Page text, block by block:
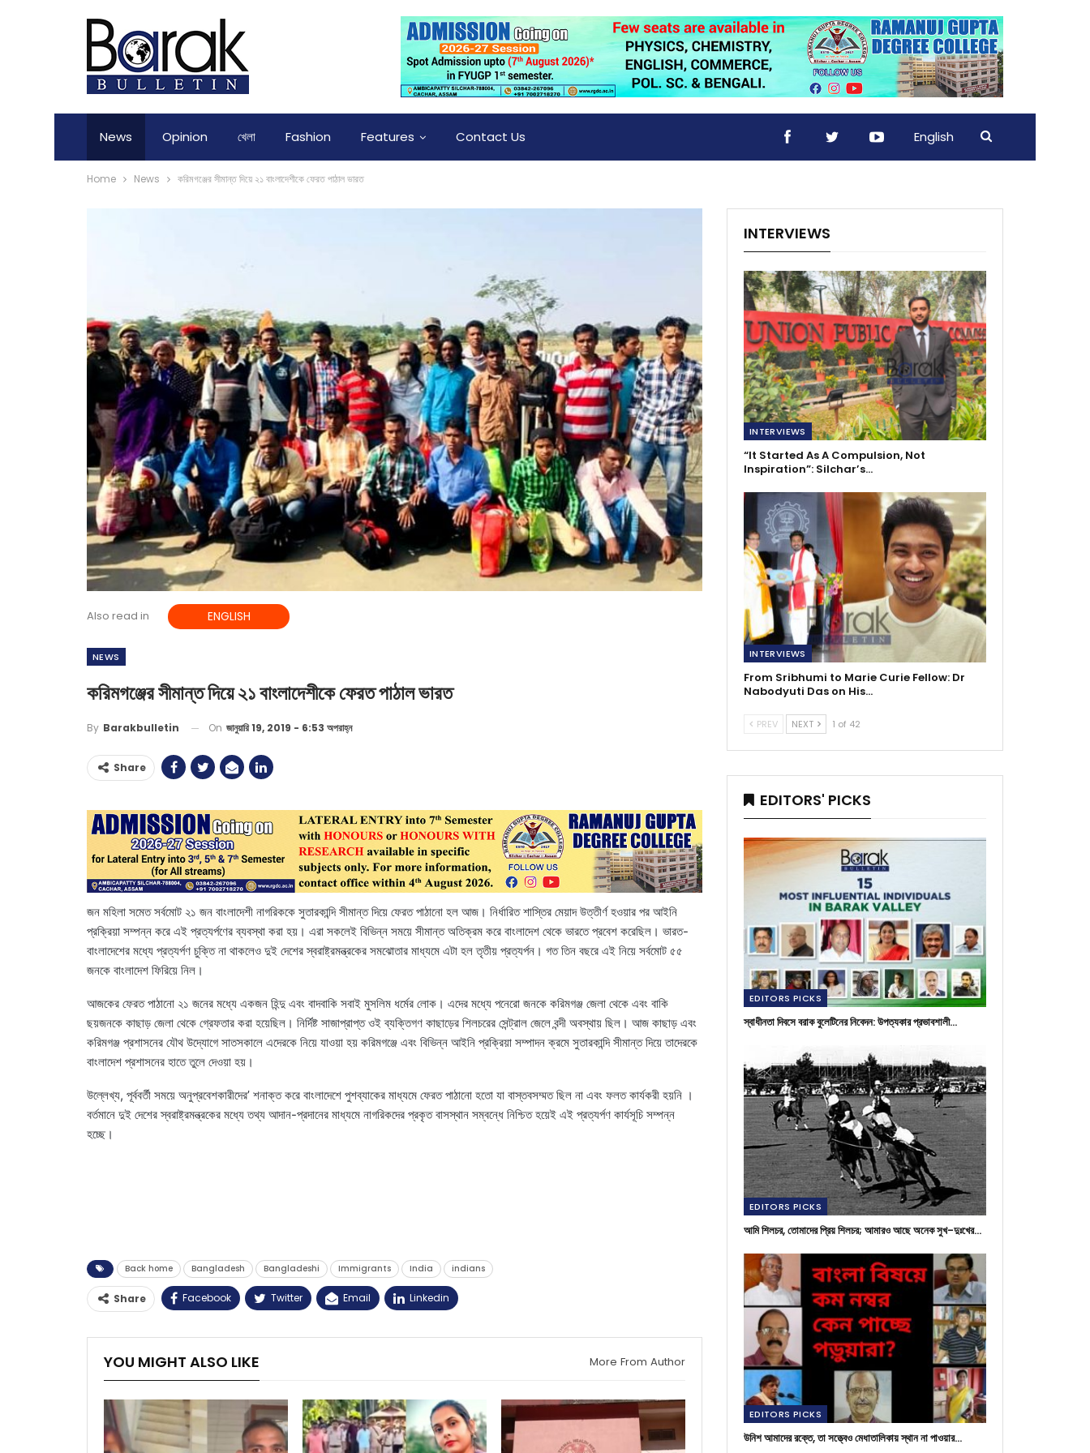
News Opinion খেলা Fashion Features Contact Us English
Home News করিমগঞ্জের সীমান্ত দিয়ে ২১ বাংলাদেশীকে ফেরত পাঠাল ভারত
Also read in ENGLISH
NEWS
করিমগঞ্জের সীমান্ত দিয়ে ২১ বাংলাদেশীকে ফেরত পাঠাল ভারত
By Barakbulletin On জানুয়ারি 19, 2019 - 6:53 অপরাহ্ন
Share
জন মহিলা সমেত সর্বমোট ২১ জন বাংলাদেশী নাগরিককে সুতারকান্দি সীমান্ত দিয়ে ফেরত পাঠানো হল আজ। নির্ধারিত শাস্তির মেয়াদ উত্তীর্ণ হওয়ার পর আইনি
প্রক্রিয়া সম্পন্ন করে এই প্রত্যর্পণের ব্যবস্থা করা হয়। এরা সকলেই বিভিন্ন সময়ে সীমান্ত অতিক্রম করে বাংলাদেশ থেকে ভারতে প্রবেশ করেছিল। ভারত-
বাংলাদেশের মধ্যে প্রত্যর্পণ চুক্তি না থাকলেও দুই দেশের স্বরাষ্ট্রমন্ত্রকের সমঝোতার মাধ্যমে এটা হল তৃতীয় প্রত্যর্পন। গত তিন বছরে এই নিয়ে সর্বমোট ৫৫
জনকে বাংলাদেশ ফিরিয়ে নিল।
আজকের ফেরত পাঠানো ২১ জনের মধ্যে একজন হিন্দু এবং বাদবাকি সবাই মুসলিম ধর্মের লোক। এদের মধ্যে পনেরো জনকে করিমগঞ্জ জেলা থেকে এবং বাকি
ছয়জনকে কাছাড় জেলা থেকে গ্রেফতার করা হয়েছিল। নির্দিষ্ট সাজাপ্রাপ্ত ওই ব্যক্তিগণ কাছাড়ের শিলচরের সেন্ট্রাল জেলে বন্দী অবস্থায় ছিল। আজ কাছাড় এবং
করিমগঞ্জ প্রশাসনের যৌথ উদ্যোগে সাতসকালে এদেরকে নিয়ে যাওয়া হয় করিমগঞ্জে এবং বিভিন্ন আইনি প্রক্রিয়া সম্পাদন ক্রমে সুতারকান্দি সীমান্ত দিয়ে তাদেরকে
বাংলাদেশ প্রশাসনের হাতে তুলে দেওয়া হয়।
উল্লেখ্য, পূর্ববর্তী সময়ে অনুপ্রবেশকারীদের’ শনাক্ত করে বাংলাদেশে পুশব্যাকের মাধ্যমে ফেরত পাঠানো হতো যা বাস্তবসম্মত ছিল না এবং ফলত কার্যকরী হয়নি ।
বর্তমানে দুই দেশের স্বরাষ্ট্রমন্ত্রকের মধ্যে তথ্য আদান-প্রদানের মাধ্যমে নাগরিকদের প্রকৃত বাসস্থান সম্বন্ধে নিশ্চিত হয়েই এই প্রত্যর্পণ কার্যসূচি সম্পন্ন
হচ্ছে।
Back home Bangladesh Bangladeshi Immigrants India indians
Share Facebook Twitter Email Linkedin
YOU MIGHT ALSO LIKE More From Author
INTERVIEWS
INTERVIEWS
“It Started As A Compulsion, Not
Inspiration”: Silchar’s…
INTERVIEWS
From Sribhumi to Marie Curie Fellow: Dr
Nabodyuti Das on His…
PREV NEXT 1 of 42
EDITORS' PICKS
EDITORS PICKS
স্বাধীনতা দিবসে বরাক বুলেটিনের নিবেদন: উপত্যকার প্রভাবশালী…
EDITORS PICKS
আমি শিলচর, তোমাদের প্রিয় শিলচর; আমারও আছে অনেক সুখ-দুঃখের…
EDITORS PICKS
উনিশ আমাদের রক্তে, তা সত্ত্বেও মেধাতালিকায় স্থান না পাওয়ার…